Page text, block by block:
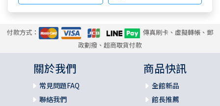
付款方式：
傳真刷卡、虛擬轉帳、郵
政劃撥、超商取貨付款
關於我們
常見問題FAQ
聯絡我們
商品快訊
全館新品
館長推薦